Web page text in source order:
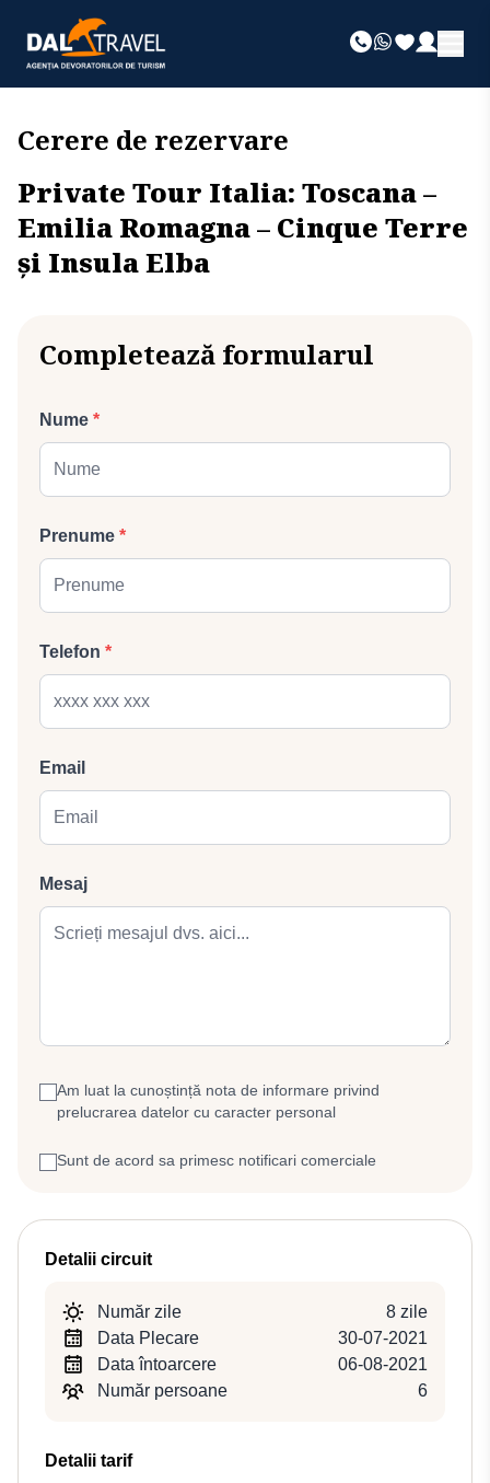
Cerere de rezervare
Private Tour Italia: Toscana –
Emilia Romagna – Cinque Terre
și Insula Elba
Completează formularul
Nume *
Prenume *
Telefon *
Email
Mesaj
Am luat la cunoștință nota de informare privind
prelucrarea datelor cu caracter personal
Sunt de acord sa primesc notificari comerciale
Detalii circuit
Număr zile
8 zile
Data Plecare
30-07-2021
Data întoarcere
06-08-2021
Număr persoane
6
Detalii tarif